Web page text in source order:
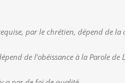
par le chrétien, dépend de
de l’obéissance à la Parole de